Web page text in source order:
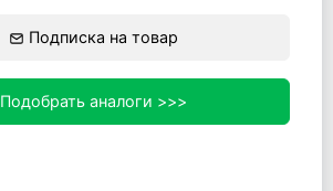
Подписка на товар
Подобрать аналоги >>>